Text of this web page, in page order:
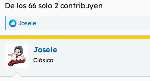
Si realmente quieren que el foro funcione,
alardeando de ser foreros ni dejando pistas
Cuando compartan experiencias, no
comentario de un usuario nuevo sea
negativo. Es curioso ver cómo hay quienes
compartido una experiencia positiva, pero
en escribir la negativa. Claro, es más fácil
bien.
De los 66 solo 2 contribuyen
R
e
a
c
i
Josele
Josele
Clásico